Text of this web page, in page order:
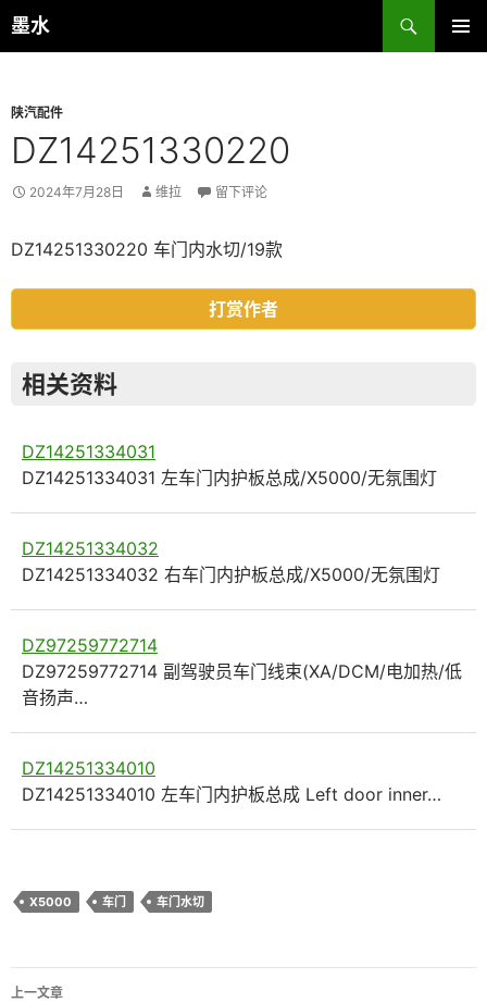
跳
至
墨水
搜
索
陕汽配件
DZ14251330220
2024年7月28日 维拉 留下评论
DZ14251330220 车门内水切/19款
打赏作者
相关资料
DZ14251334031
DZ14251334031 左车门内护板总成/X5000/无氛围灯
DZ14251334032
DZ14251334032 右车门内护板总成/X5000/无氛围灯
DZ97259772714
DZ97259772714 副驾驶员车门线束(XA/DCM/电加热/低
音扬声…
DZ14251334010
DZ14251334010 左车门内护板总成 Left door inner…
X5000 车门 车门水切
文
上一文章